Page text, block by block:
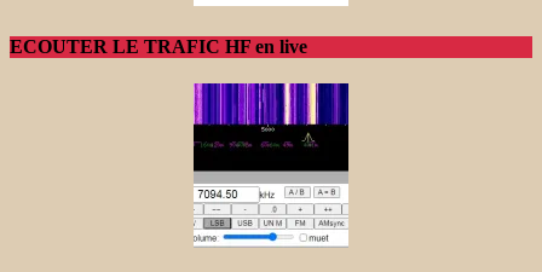
ECOUTER LE TRAFIC HF en live